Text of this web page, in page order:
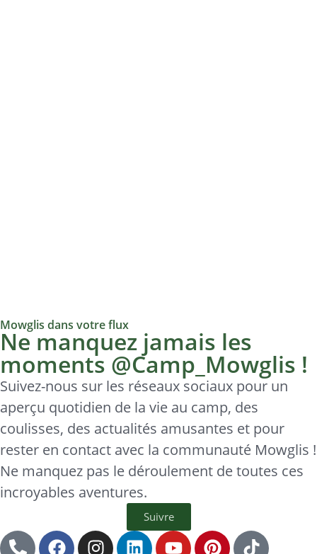
Mowglis dans votre flux
Ne manquez jamais les
moments @Camp_Mowglis !
Suivez-nous sur les réseaux sociaux pour un
aperçu quotidien de la vie au camp, des
coulisses, des actualités amusantes et pour
rester en contact avec la communauté Mowglis !
Ne manquez pas le déroulement de toutes ces
incroyables aventures.
Suivre